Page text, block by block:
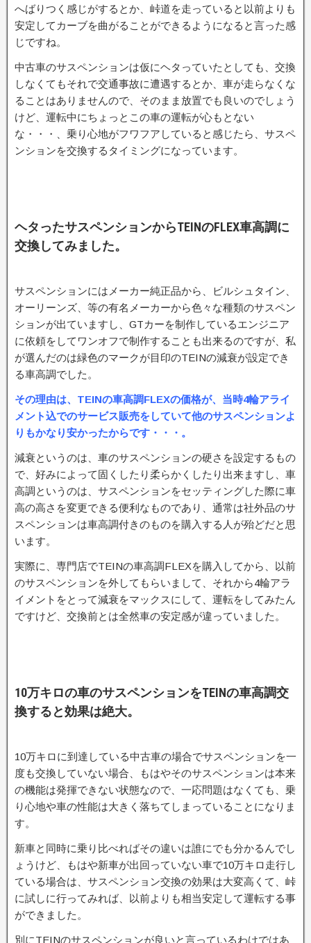
へばりつく感じがするとか、峠道を走っていると以前よりも
安定してカーブを曲がることができるようになると言った感
じですね。
中古車のサスペンションは仮にヘタっていたとしても、交換
しなくてもそれで交通事故に遭遇するとか、車が走らなくな
ることはありませんので、そのまま放置でも良いのでしょう
けど、運転中にちょっとこの車の運転が心もとない
な・・・、乗り心地がフワフアしていると感じたら、サスペ
ンションを交換するタイミングになっています。
ヘタったサスペンションからTEINのFLEX車高調に
交換してみました。
サスペンションにはメーカー純正品から、ビルシュタイン、
オーリーンズ、等の有名メーカーから色々な種類のサスペン
ションが出ていますし、GTカーを制作しているエンジニア
に依頼をしてワンオフで制作することも出来るのですが、私
が選んだのは緑色のマークが目印のTEINの減衰が設定でき
る車高調でした。
その理由は、TEINの車高調FLEXの価格が、当時4輪アライ
メント込でのサービス販売をしていて他のサスペンションよ
りもかなり安かったからです・・・。
減衰というのは、車のサスペンションの硬さを設定するもの
で、好みによって固くしたり柔らかくしたり出来ますし、車
高調というのは、サスペンションをセッティングした際に車
高の高さを変更できる便利なものであり、通常は社外品のサ
スペンションは車高調付きのものを購入する人が殆どだと思
います。
実際に、専門店でTEINの車高調FLEXを購入してから、以前
のサスペンションを外してもらいまして、それから4輪アラ
イメントをとって減衰をマックスにして、運転をしてみたん
ですけど、交換前とは全然車の安定感が違っていました。
10万キロの車のサスペンションをTEINの車高調交
換すると効果は絶大。
10万キロに到達している中古車の場合でサスペンションを一
度も交換していない場合、もはやそのサスペンションは本来
の機能は発揮できない状態なので、一応問題はなくても、乗
り心地や車の性能は大きく落ちてしまっていることになりま
す。
新車と同時に乗り比べればその違いは誰にでも分かるんでし
ょうけど、もはや新車が出回っていない車で10万キロ走行し
ている場合は、サスペンション交換の効果は大変高くて、峠
に試しに行ってみれば、以前よりも相当安定して運転する事
ができました。
別にTEINのサスペンションが良いと言っているわけではあ